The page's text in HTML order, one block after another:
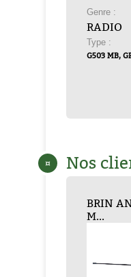
Genre :
RADIO
Type :
G503 MB,
¤ Nos
BRIN
M...
CAISSON DE RAD...